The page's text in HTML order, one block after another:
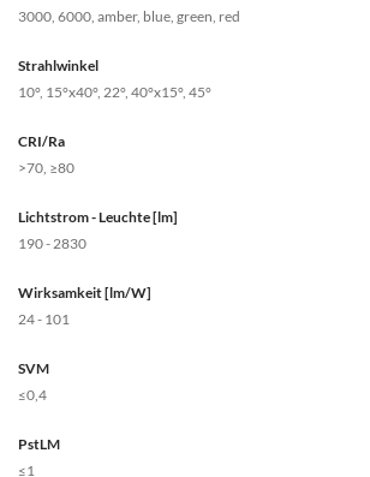
3000, 6000, amber, blue, green, red
Strahlwinkel
10°, 15°x40°, 22°, 40°x15°, 45°
CRI/Ra
>70, ≥80
Lichtstrom - Leuchte [lm]
190 - 2830
Wirksamkeit [lm/W]
24 - 101
SVM
≤0,4
PstLM
≤1